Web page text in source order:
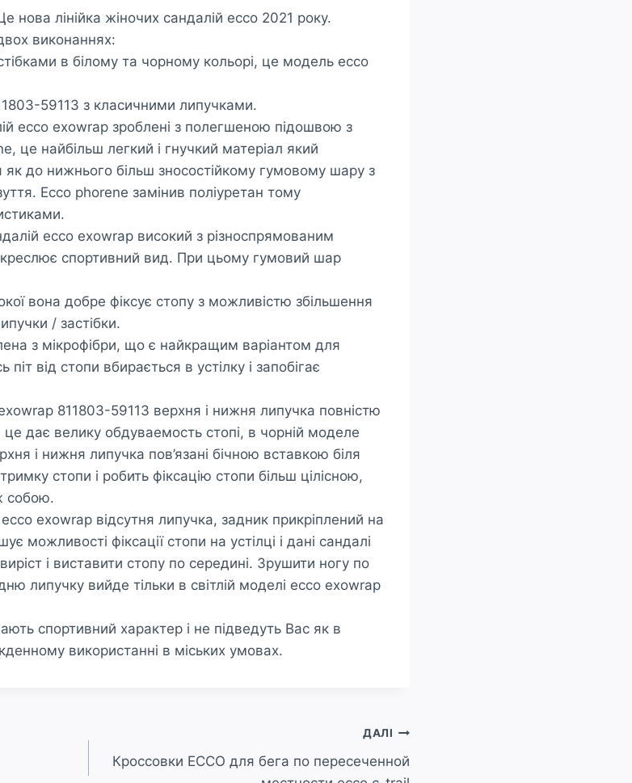
нова лінійка жіночих сандалій ecco 2021 року.
виконаннях:
в білому та чорному кольорі, це модель ecco
59113 з класичними липучками.
ecco exowrap зроблені з полегшеною підошвою з
це найбільш легкий і гнучкий матеріал який
як до нижнього більш зносостійкому гумовому шару з
Ecco phorene замінив поліуретан тому
ecco exowrap високий з різноспрямованим
спортивний вид. При цьому гумовий шар
вона добре фіксує стопу з можливістю збільшення
/ застібки.
з мікрофібри, що є найкращим варіантом для
від стопи вбирається в устілку і запобігає
811803-59113 верхня і нижня липучка повністю
це дає велику обдуваемость стопі, в чорній моделе
і нижня липучка пов’язані бічною вставкою біля
стопи і робить фіксацію стопи більш цілісною,
собою.
exowrap відсутня липучка, задник прикріплений на
можливості фіксації стопи на устілці і дані сандалі
і виставити стопу по середині. Зрушити ногу по
липучку вийде тільки в світлій моделі ecco exowrap
спортивний характер і не підведуть Вас як в
використанні в міських умовах.
ДАЛІ
Кроссовки ECCO для бега по пересеченной